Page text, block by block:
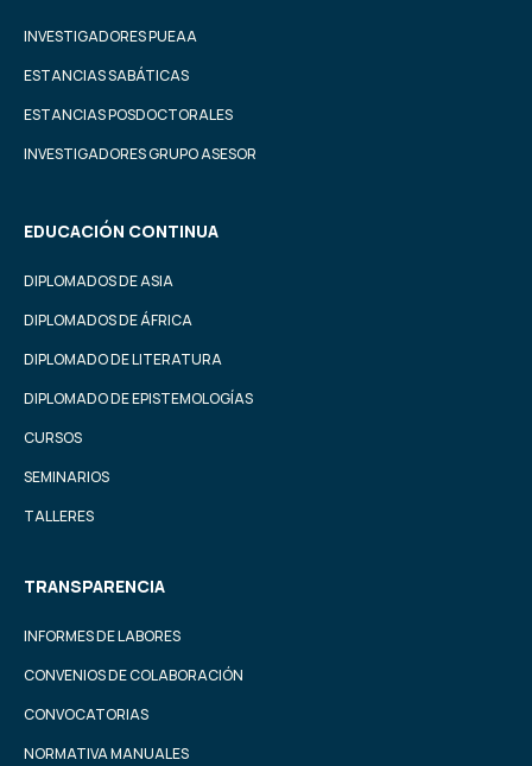
INVESTIGADORES PUEAA
ESTANCIAS SABÁTICAS
ESTANCIAS POSDOCTORALES
INVESTIGADORES GRUPO ASESOR
EDUCACIÓN CONTINUA
DIPLOMADOS DE ASIA
DIPLOMADOS DE ÁFRICA
DIPLOMADO DE LITERATURA
DIPLOMADO DE EPISTEMOLOGÍAS
CURSOS
SEMINARIOS
TALLERES
TRANSPARENCIA
INFORMES DE LABORES
CONVENIOS DE COLABORACIÓN
CONVOCATORIAS
NORMATIVA MANUALES